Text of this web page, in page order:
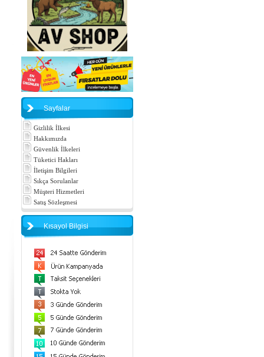
Sayfalar
Gizlilik İlkesi
Hakkımızda
Güvenlik İlkeleri
Tüketici Hakları
İletişim Bilgileri
Sıkça Sorulanlar
Müşteri Hizmetleri
Satış Sözleşmesi
Kısayol Bilgisi